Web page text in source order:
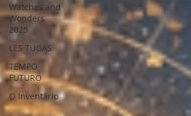
Watches and
Wonders
2025
LES TUGAS
TEMPO
FUTURO
O Inventário